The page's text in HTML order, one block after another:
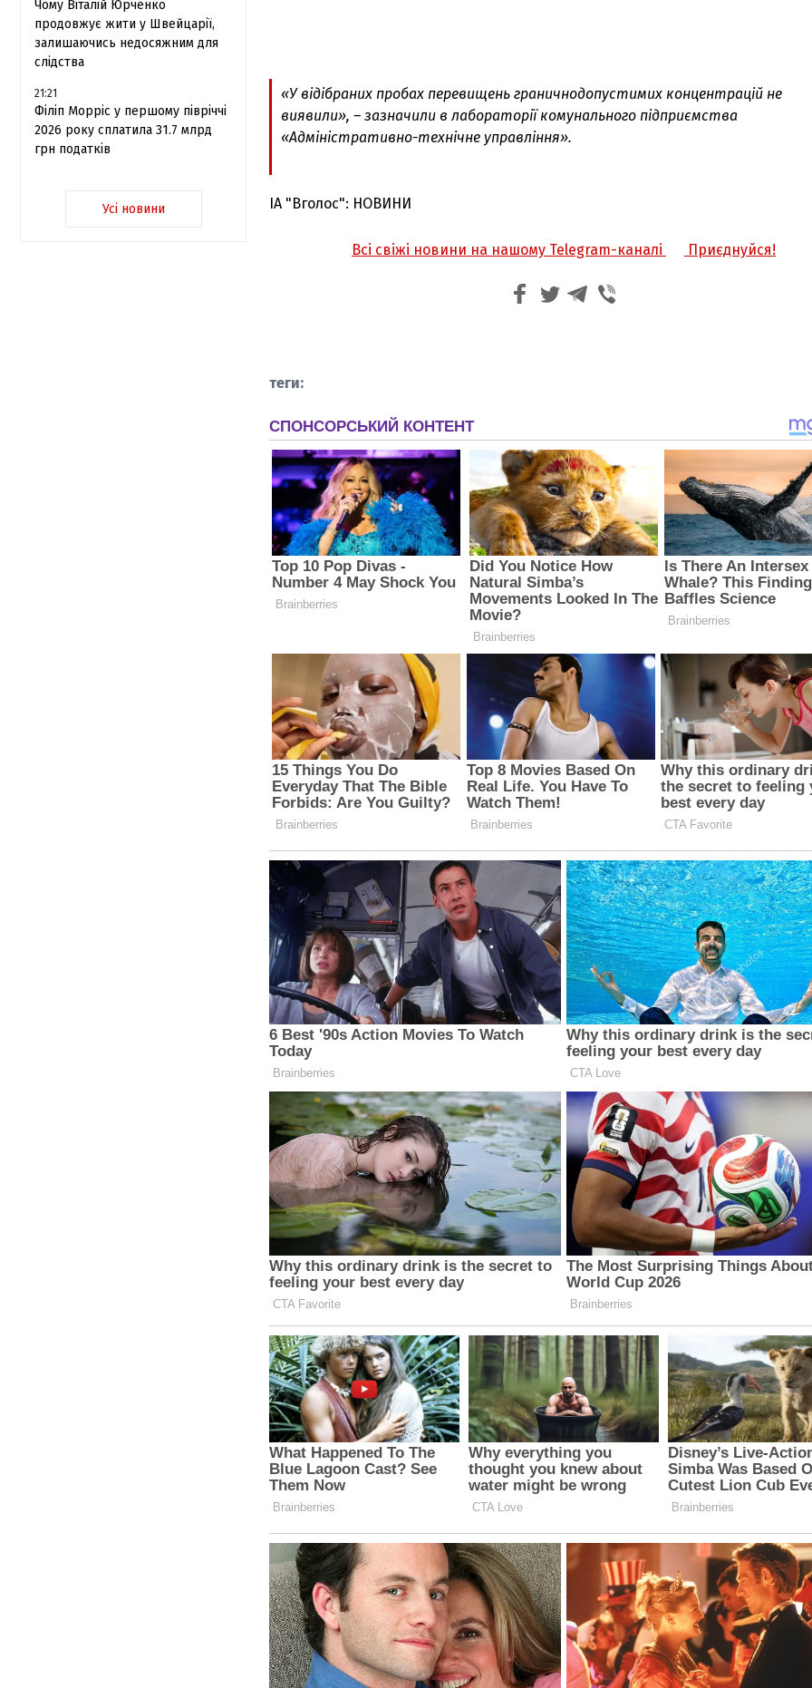
Чому Віталій Юрченко
продовжує жити у Швейцарії,
залишаючись недосяжним для
слідства
21:21
Філіп Морріс у першому півріччі
2026 року сплатила 31.7 млрд
грн податків
Усі новини
«У відібраних пробах перевищень граничнодопустимих концентрацій не
виявили», – зазначили в лабораторії комунального підприємства
«Адміністративно-технічне управління».
ІА "Вголос": НОВИНИ
Всі свіжі новини на нашому Telegram-каналі Приєднуйся!
З'явилося відео знищеного ворожого